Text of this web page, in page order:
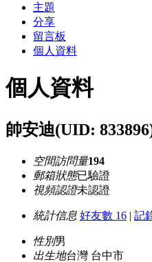
主題
分享
留言板
個人資料
個人資料
帥安迪(UID:
空間訪問量194
郵箱狀態已驗證
視頻認證未認證
統計信息 好友數 16 | 記
性別男
出生地台灣 台中市